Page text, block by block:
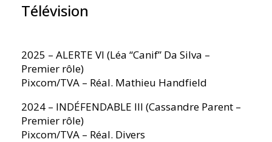
Télévision
2025 – ALERTE VI (Léa “Canif” Da Silva –
Premier rôle)
Pixcom/TVA – Réal. Mathieu Handfield
2024 – INDÉFENDABLE III (Cassandre Parent –
Premier rôle)
Pixcom/TVA – Réal. Divers